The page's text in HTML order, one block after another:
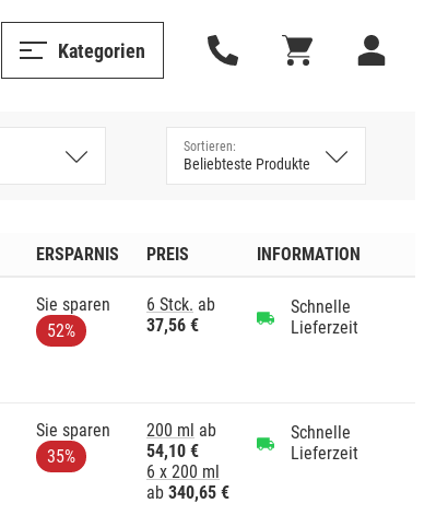
Kategorien
ERSPARNIS PREIS INFORMATION
Sie sparen
52%
6 Stck. ab
37,56 €
Schnelle
Lieferzeit
Sie sparen
35%
200 ml ab
54,10 €
6 x 200 ml
ab 340,65 €
Schnelle
Lieferzeit